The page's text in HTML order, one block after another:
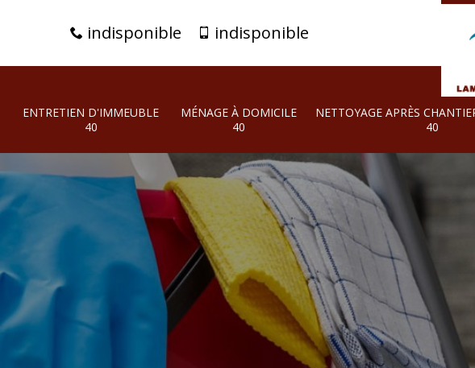
indisponible indisponible
ENTRETIEN D'IMMEUBLE
40
MÉNAGE À DOMICILE
40
NETTOYAGE APRÈS
40